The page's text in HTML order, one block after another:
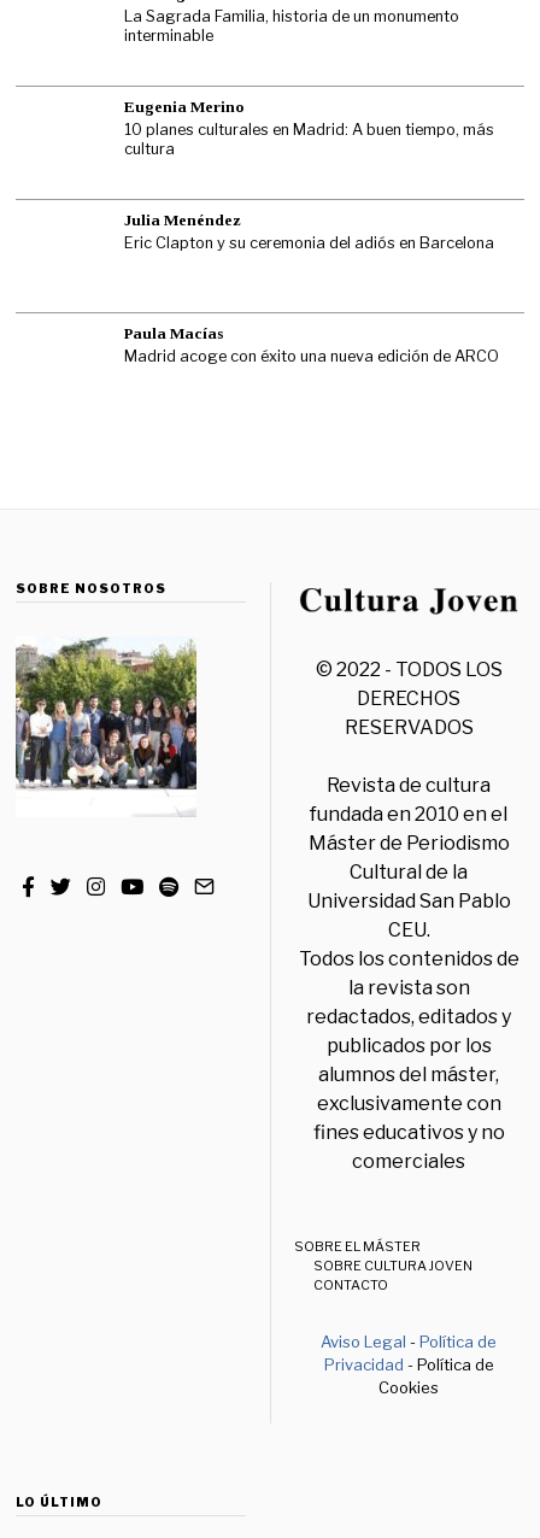
La Sagrada Familia, historia de un monumento
interminable
Eugenia Merino
10 planes culturales en Madrid: A buen tiempo, más
cultura
Julia Menéndez
Eric Clapton y su ceremonia del adiós en Barcelona
Paula Macías
Madrid acoge con éxito una nueva edición de ARCO
SOBRE NOSOTROS
© 2022 - TODOS LOS
DERECHOS
RESERVADOS
Revista de cultura
fundada en 2010 en el
Máster de Periodismo
Cultural de la
Universidad San Pablo
CEU.
Todos los contenidos de
la revista son
redactados, editados y
publicados por los
alumnos del máster,
exclusivamente con
fines educativos y no
comerciales
SOBRE EL MÁSTER
SOBRE CULTURA JOVEN
CONTACTO
Aviso Legal -Política de
Privacidad - Política de
Cookies
LO ÚLTIMO